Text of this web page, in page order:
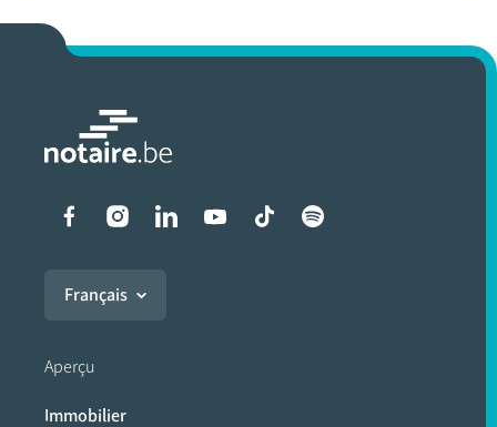
Liens vers les réseaux
Français
Aperçu
Immobilier